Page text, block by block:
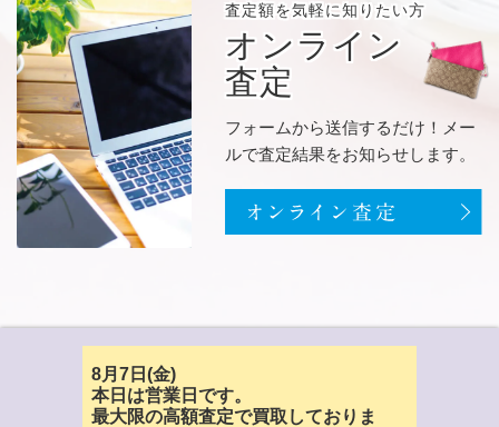
査定額を気軽に知りたい方
オンライン
査定
フォームから送信するだけ！メー
ルで査定結果をお知らせします。
8月7日(金)
本日は営業日です。
最大限の高額査定で買取しておりま